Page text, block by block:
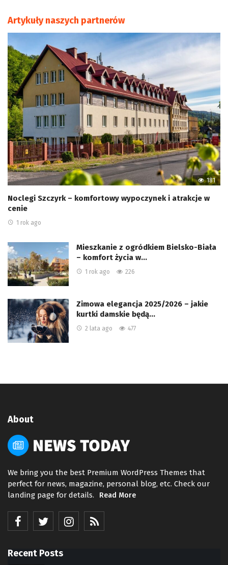
Artykuły naszych partnerów
181
Noclegi Szczyrk – komfortowy wypoczynek i atrakcje w
cenie
1 rok ago
Mieszkanie z ogródkiem Bielsko-Biała
– komfort życia w…
1 rok ago 226
Zimowa elegancja 2025/2026 – jakie
kurtki damskie będą…
2 lata ago 477
About
We bring you the best Premium WordPress Themes that
perfect for news, magazine, personal blog, etc. Check our
landing page for details.
Read More
Recent Posts